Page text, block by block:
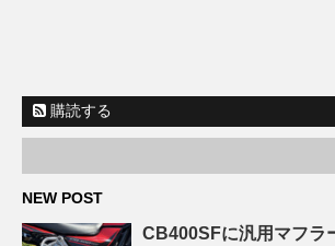
購読する
NEW POST
CB400SFに汎用マフラ